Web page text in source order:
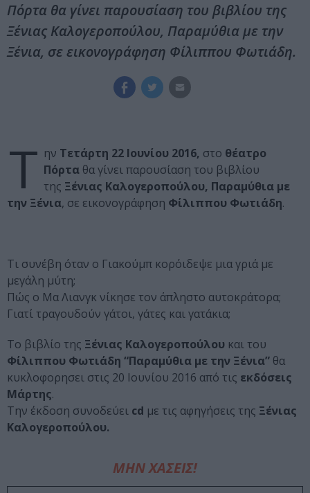
Πόρτα θα γίνει παρουσίαση του βιβλίου της
Ξένιας Καλογεροπούλου, Παραμύθια με την
Ξένια, σε εικονογράφηση Φίλιππου Φωτιάδη.
Τ ην Τετάρτη 22 Ιουνίου 2016, στο θέατρο
Πόρτα θα γίνει παρουσίαση του βιβλίου
της Ξένιας Καλογεροπούλου, Παραμύθια με
την Ξένια, σε εικονογράφηση Φίλιππου Φωτιάδη.
Τι συνέβη όταν ο Γιακούμπ κορόιδεψε μια γριά με
μεγάλη μύτη;
Πώς ο Μα Λιανγκ νίκησε τον άπληστο αυτοκράτορα;
Γιατί τραγουδούν γάτοι, γάτες και γατάκια;
Το βιβλίο της Ξένιας Καλογεροπούλου και του
Φίλιππου Φωτιάδη “Παραμύθια με την Ξένια” θα
κυκλοφορησει στις 20 Ιουνίου 2016 από τις εκδόσεις
Μάρτης.
Την έκδοση συνοδεύει cd με τις αφηγήσεις της Ξένιας
Καλογεροπούλου.
ΜΗΝ ΧΑΣΕΙΣ!